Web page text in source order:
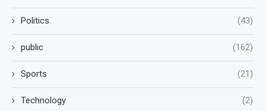
Politics (43)
public (162)
Sports (21)
Technology (2)